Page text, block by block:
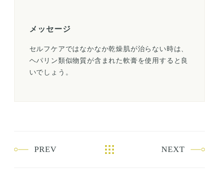
メッセージ
セルフケアではなかなか乾燥肌が治らない時は、
ヘパリン類似物質が含まれた軟膏を使用すると良
いでしょう。
PREV NEXT